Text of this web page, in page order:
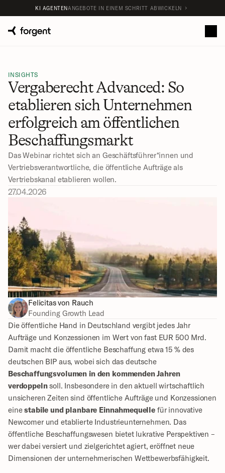
INSIGHTS
Vergaberecht Advanced: So
etablieren sich Unter­nehmen
erfolg­reich am öffent­lichen
Beschaffungs­markt
Das Webinar richtet sich an Geschäftsführer*innen und
Vertriebsverantwortliche, die öffentliche Aufträge als
Vertriebskanal etablieren wollen.
27.04.2026
Felicitas von Rauch
Founding Growth Lead
Die öffentliche Hand in Deutschland vergibt jedes Jahr
Aufträge und Konzessionen im Wert von fast EUR 500 Mrd.
Damit macht die öffentliche Beschaffung etwa 15 % des
deutschen BIP aus, wobei sich das deutsche
Beschaffungsvolumen in den kommenden Jahren
verdoppeln soll. Insbesondere in den aktuell wirtschaftlich
unsicheren Zeiten sind öffentliche Aufträge und Konzessionen
eine stabile und planbare Einnahmequelle für innovative
Newcomer und etablierte Industrieunternehmen. Das
öffentliche Beschaffungswesen bietet lukrative Perspektiven –
wer dabei versiert und zielgerichtet agiert, eröffnet neue
Dimensionen der unternehmerischen Wettbewerbsfähigkeit.
KI AGENTENANGEBOTE IN EINEM SCHRITT ABWICKELN